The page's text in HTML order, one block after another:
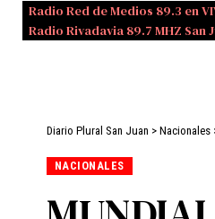
Radio Red de Medios 89.3 en
Radio Rivadavia 89.7 MHZ San
Diario Plural San Juan > Nacionales
NACIONALES